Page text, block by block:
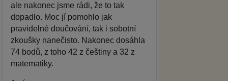
ale nakonec jsme rádi, že to tak
dopadlo. Moc jí pomohlo jak
pravidelné doučování, tak i sobotní
zkoušky nanečisto. Nakonec dosáhla
74 bodů, z toho 42 z češtiny a 32 z
matematiky.